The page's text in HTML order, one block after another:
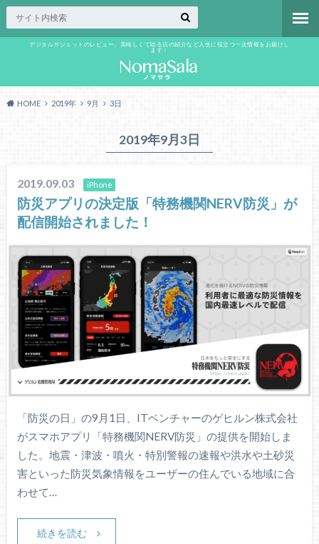
デジタルガジェットのレビュー、美味しくて唸る店の紹介など人生に役立つ一次情報をお届けし
ます！
HOME 2019年 9月 3日
2019年9月3日
2019.09.03 iPhone
防災アプリの決定版「特務機関NERV防災」が
配信開始されました！
「防災の日」の9月1日、ITベンチャーのゲヒルン株式会社
がスマホアプリ「特務機関NERV防災」の提供を開始しま
した。地震・津波・噴火・特別警報の速報や洪水や土砂災
害といった防災気象情報をユーザーの住んでいる地域に合
わせて…
続きを読む